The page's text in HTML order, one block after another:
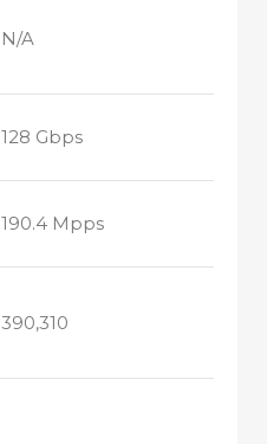
N/A
128 Gbps
190.4 Mpps
390,310